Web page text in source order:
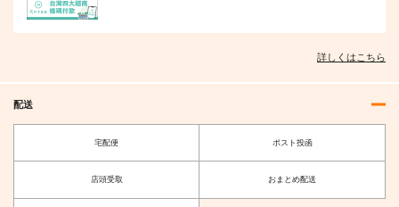
詳しくはこちら
配送
宅配便 ポスト投函
店頭受取 おまとめ配送